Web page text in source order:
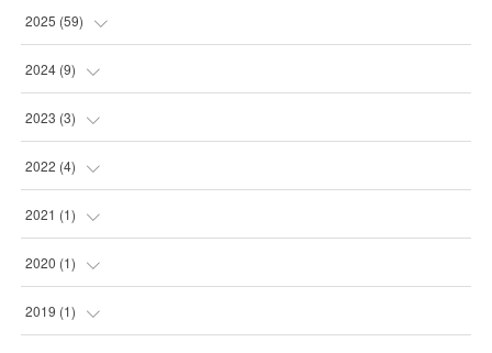
(20 )
( 21
(
(
2025 (59)
( )
( )
(
(
2024(9)
( )
( )
2023 (3)
( )
( )
2022 (4)
( )
( )
(
2021 (1)
( )
2020 (1)
( )
2019 (1)